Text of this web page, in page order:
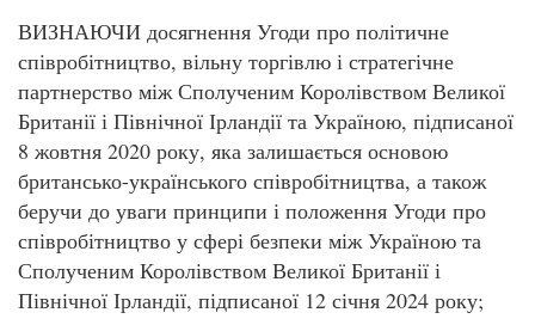
ВИЗНАЮЧИ досягнення Угоди про політичне
співробітництво, вільну торгівлю і стратегічне
партнерство між Сполученим Королівством Великої
Британії і Північної Ірландії та Україною, підписаної
8 жовтня 2020 року, яка залишається основою
британсько-українського співробітництва, а також
беручи до уваги принципи і положення Угоди про
співробітництво у сфері безпеки між Україною та
Сполученим Королівством Великої Британії і
Північної Ірландії, підписаної 12 січня 2024 року;